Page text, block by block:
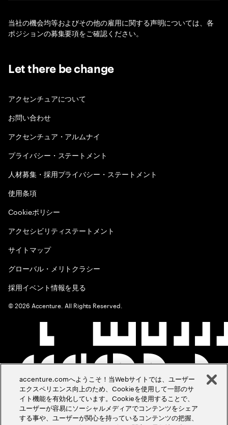
当社の機会均等およびその他の雇用に関する声明については、各
ポジションの募集要項をご確認ください。
Let there be change
アクセンチュアについて
お問い合わせ
アクセンチュア・アルムナイ
プライバシー・ステートメント
人材募集・採用プライバシー・ステートメント
使用条項
Cookieポリシー
アクセシビリティステートメント
サイトマップ
グローバル・メリトクラシー
採用イベント情報を見る
©2026 Accenture. All Rights Reserved.
accenture.comへようこそ！当Webサイトでは、ユーザー
エクスペリエンス向上のため、Cookieを使用して一部のサ
イト機能を有効化しています。Cookieを使用することで、
ユーザーが容易にソーシャルメディアでコンテンツをシェア
する事や、ユーザーが関心を持っているコンテンツの把握、